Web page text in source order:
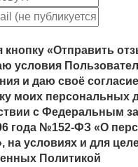
кнопку «Отправить
условия
и даю своё
моих персональных
с Федеральным
года №152-ФЗ «О
на условиях и для
Политикой